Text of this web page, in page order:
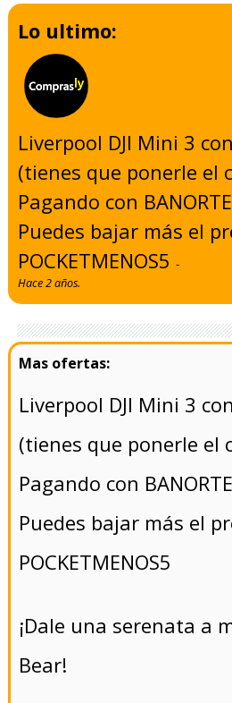
Lo ultimo:
Liverpool DJI Mini 3
(tienes que ponerle el
Pagando con
Puedes bajar más el
POCKETMENOS5-
Hace 2 años.
Liverpool DJI Mini 3
(tienes que ponerle el
Pagando con
Puedes bajar más el
POCKETMENOS5
¡Dale una serenata a
Bear!